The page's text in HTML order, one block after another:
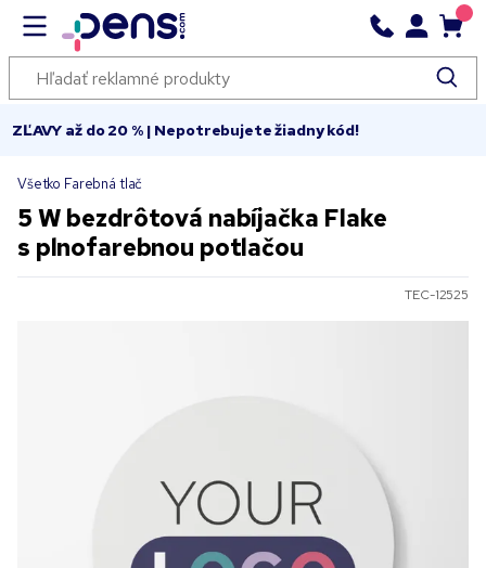
ZĽAVY až do 20 % | Nepotrebujete žiadny kód!
Všetko Farebná tlač
5 W bezdrôtová nabíjačka Flake
s plnofarebnou potlačou
TEC-12525